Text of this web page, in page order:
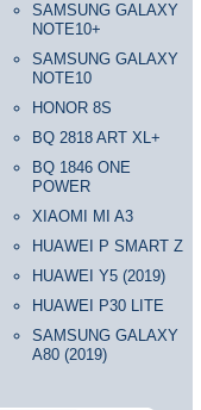
SAMSUNG GALAXY
NOTE10+
SAMSUNG GALAXY
NOTE10
HONOR 8S
BQ 2818 ART XL+
BQ 1846 ONE
POWER
XIAOMI MI A3
HUAWEI P SMART Z
HUAWEI Y5 (2019)
HUAWEI P30 LITE
SAMSUNG GALAXY
A80 (2019)